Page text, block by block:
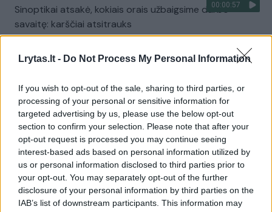
Lrytas.lt - Do Not Process My Personal Information
If you wish to opt-out of the sale, sharing to third parties, or
processing of your personal or sensitive information for
targeted advertising by us, please use the below opt-out
section to confirm your selection. Please note that after your
opt-out request is processed you may continue seeing
interest-based ads based on personal information utilized by
us or personal information disclosed to third parties prior to
your opt-out. You may separately opt-out of the further
disclosure of your personal information by third parties on the
IAB’s list of downstream participants. This information may
00:00:57
Sinoptikai atsakė, kokiais orais užbaigsime darbo
savaitę: karščiai atsitrauks
Visi įrašai
Žiūrimiausi įrašai
00:00:30
Vaizdai iš tragiškos avarijos Vilniaus r.: dviejų moterų ir
vaiko gyvybių išgelbėti nepavyko